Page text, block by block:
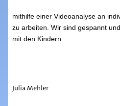
mithilfe einer Videoanalyse an
zu arbeiten. Wir sind gespannt
mit den Kindern.
Julia Mehler